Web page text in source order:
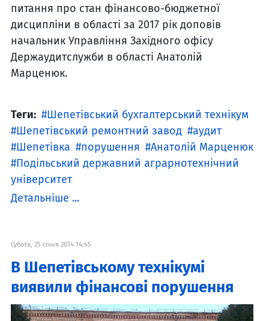
питання про стан фінансово-бюджетної
дисципліни в області за 2017 рік доповів
начальник Управління Західного офісу
Держаудитслужби в області Анатолій
Марценюк.
Теги:
Шепетівський бухгалтерський технікум
Шепетівський ремонтний завод
аудит
Шепетівка
порушення
Анатолій Марценюк
Подільський державний аграрнотехнічний
університет
Детальніше ...
Субота, 25 січня 2014 14:45
В Шепетівському технікумі
виявили фінансові порушення